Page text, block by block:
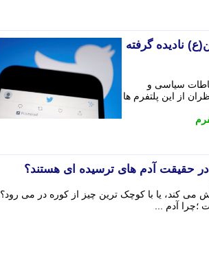
نادیده گرفته
سیاسی و
از این پلتفرم ها
حقیقت آدم های ترسیده ای هستند؟
کند، یا با کوچک ترین چیز از کوره در می رود؟
؛چرا آدم ...